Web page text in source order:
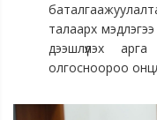
талаарх
дээшлүүлэх
олгосноороо